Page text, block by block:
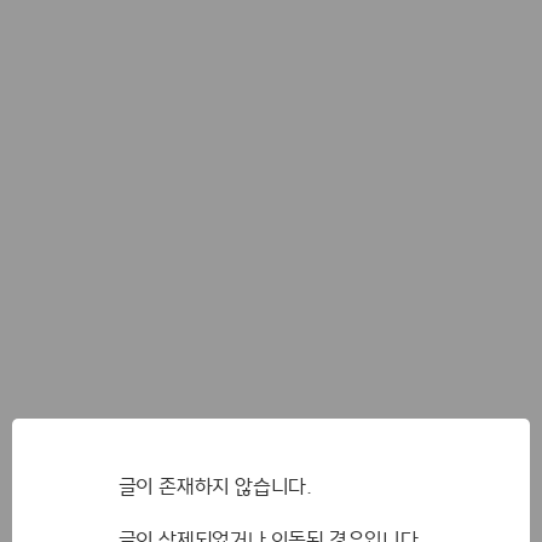
글이 존재하지 않습니다.